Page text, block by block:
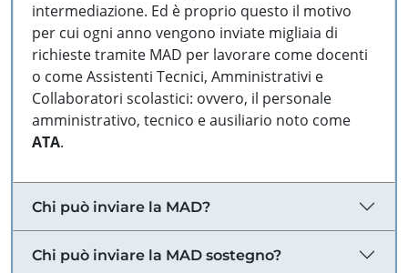
intermediazione. Ed è proprio questo il motivo
per cui ogni anno vengono inviate migliaia di
richieste tramite MAD per lavorare come docenti
o come Assistenti Tecnici, Amministrativi e
Collaboratori scolastici: ovvero, il personale
amministrativo, tecnico e ausiliario noto come
ATA.
Chi può inviare la MAD?
Chi può inviare la MAD sostegno?